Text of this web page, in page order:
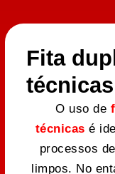
Fita
O uso de
técnicas é
processos
limpos. No